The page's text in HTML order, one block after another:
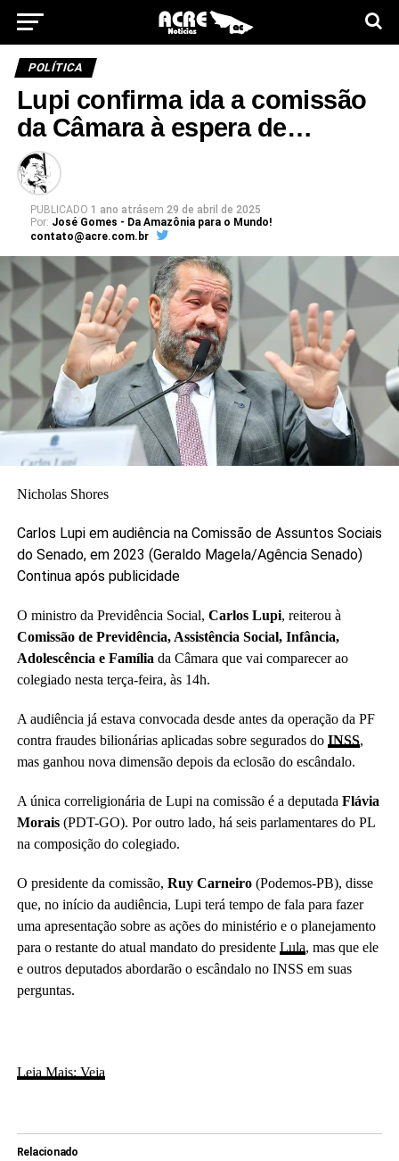
POLÍTICA
Lupi confirma ida a comissão
da Câmara à espera de…
PUBLICADO 1 ano atrásem 29 de abril de 2025
Por: José Gomes - Da Amazônia para o Mundo!
contato@acre.com.br
Nicholas Shores
Carlos Lupi em audiência na Comissão de Assuntos Sociais
do Senado, em 2023 (Geraldo Magela/Agência Senado)
Continua após publicidade
O ministro da Previdência Social, Carlos Lupi, reiterou à
Comissão de Previdência, Assistência Social, Infância,
Adolescência e Família da Câmara que vai comparecer ao
colegiado nesta terça-feira, às 14h.
A audiência já estava convocada desde antes da operação da PF
contra fraudes bilionárias aplicadas sobre segurados do INSS,
mas ganhou nova dimensão depois da eclosão do escândalo.
A única correligionária de Lupi na comissão é a deputada Flávia
Morais(PDT-GO). Por outro lado, há seis parlamentares do PL
na composição do colegiado.
O presidente da comissão, Ruy Carneiro(Podemos-PB), disse
que, no início da audiência, Lupi terá tempo de fala para fazer
uma apresentação sobre as ações do ministério e o planejamento
para o restante do atual mandato do presidente Lula, mas que ele
e outros deputados abordarão o escândalo no INSS em suas
perguntas.
Leia Mais: Veja
Relacionado